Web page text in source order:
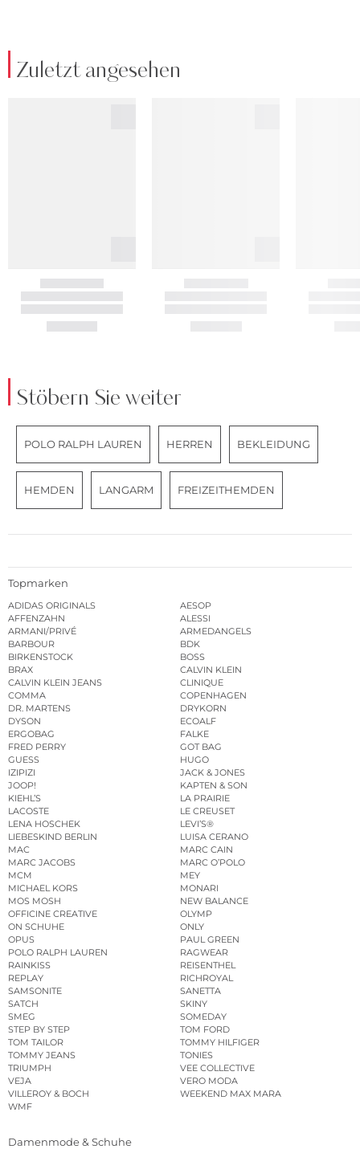
Zuletzt angesehen
Stöbern Sie weiter
POLO RALPH LAUREN HERREN BEKLEIDUNG
HEMDEN LANGARM FREIZEITHEMDEN
Topmarken
ADIDAS ORIGINALS
AESOP
AFFENZAHN
ALESSI
ARMANI/PRIVÉ
ARMEDANGELS
BARBOUR
BDK
BIRKENSTOCK
BOSS
BRAX
CALVIN KLEIN
CALVIN KLEIN JEANS
CLINIQUE
COMMA
COPENHAGEN
DR. MARTENS
DRYKORN
DYSON
ECOALF
ERGOBAG
FALKE
FRED PERRY
GOT BAG
GUESS
HUGO
IZIPIZI
JACK & JONES
JOOP!
KAPTEN & SON
KIEHL’S
LA PRAIRIE
LACOSTE
LE CREUSET
LENA HOSCHEK
LEVI’S®
LIEBESKIND BERLIN
LUISA CERANO
MAC
MARC CAIN
MARC JACOBS
MARC O’POLO
MCM
MEY
MICHAEL KORS
MONARI
MOS MOSH
NEW BALANCE
OFFICINE CREATIVE
OLYMP
ON SCHUHE
ONLY
OPUS
PAUL GREEN
POLO RALPH LAUREN
RAGWEAR
RAINKISS
REISENTHEL
REPLAY
RICHROYAL
SAMSONITE
SANETTA
SATCH
SKINY
SMEG
SOMEDAY
STEP BY STEP
TOM FORD
TOM TAILOR
TOMMY HILFIGER
TOMMY JEANS
TONIES
TRIUMPH
VEE COLLECTIVE
VEJA
VERO MODA
VILLEROY & BOCH
WEEKEND MAX MARA
WMF
Damenmode & Schuhe